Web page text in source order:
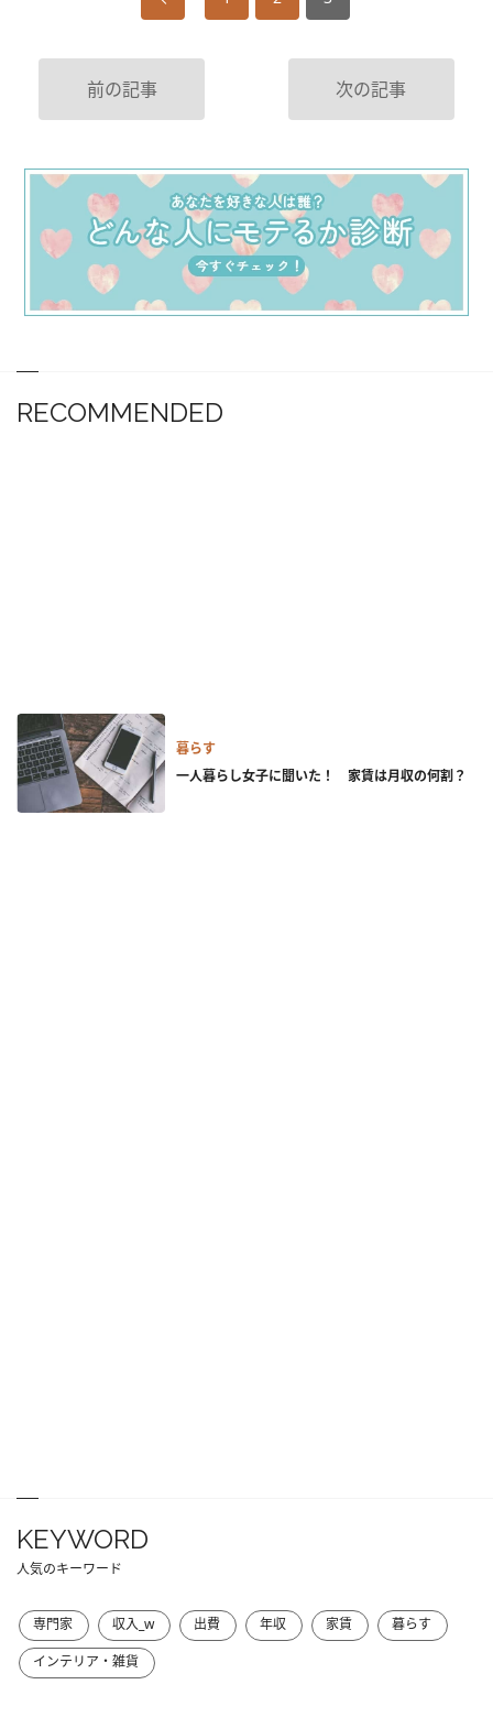
前の記事 次の記事
RECOMMENDED
暮らす
一人暮らし女子に聞いた！ 家賃は月収の何割？
KEYWORD
人気のキーワード
専門家 収入_w 出費 年収 家賃
暮らす
インテリア・雑貨